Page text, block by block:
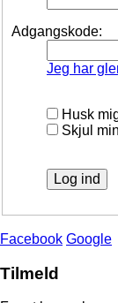
Adgangskode:
Jeg har
Husk
Skjul
Facebook Google
Tilmeld